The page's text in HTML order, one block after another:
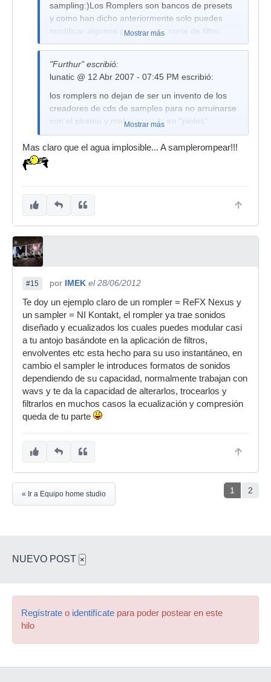
sampling:)Los Romplers son bancos de presets
y como han dicho anteriormente solo puedes
modificar algunos parametros, corte de filtro,
envolventes..etc...
Mostrar más
"Furthur" escribió:
lunatic @ 12 Abr 2007 - 07:45 PM escribió:
los romplers no dejan de ser un invento de los
creadores de cds de samples para no arruinarse
con el pirateo y meter sus cds en "pieles"
Mostrar más
Mas claro que el agua implosible... A samplerompear!!!
#15 por IMEK el 28/06/2012
Te doy un ejemplo claro de un rompler = ReFX Nexus y
un sampler = NI Kontakt, el rompler ya trae sonidos
diseñado y ecualizados los cuales puedes modular casi
a tu antojo basándote en la aplicación de filtros,
envolventes etc esta hecho para su uso instantáneo, en
cambio el sampler le introduces formatos de sonidos
dependiendo de su capacidad, normalmente trabajan con
wavs y te da la capacidad de alterarlos, trocearlos y
filtrarlos en muchos casos la ecualización y compresión
queda de tu parte
1 2
« Ir a Equipo home studio
NUEVO POST ×
Regístrate o identifícate para poder postear en este
hilo